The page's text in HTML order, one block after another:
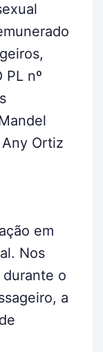
PL nº
Ortiz
em
Nos
o
a